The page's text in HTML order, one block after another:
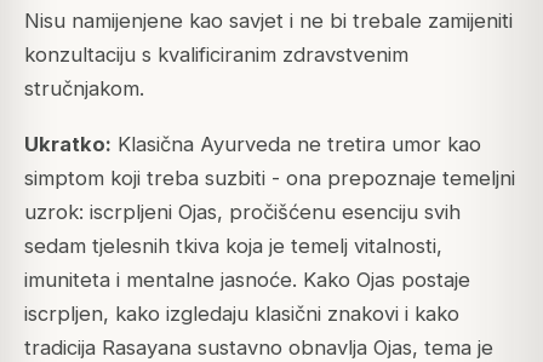
Nisu namijenjene kao savjet i ne bi trebale zamijeniti
konzultaciju s kvalificiranim zdravstvenim
stručnjakom.
Ukratko: Klasična Ayurveda ne tretira umor kao
simptom koji treba suzbiti - ona prepoznaje temeljni
uzrok: iscrpljeni Ojas, pročišćenu esenciju svih
sedam tjelesnih tkiva koja je temelj vitalnosti,
imuniteta i mentalne jasnoće. Kako Ojas postaje
iscrpljen, kako izgledaju klasični znakovi i kako
tradicija Rasayana sustavno obnavlja Ojas, tema je